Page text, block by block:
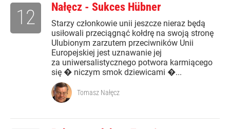
Nałęcz - Sukces Hübner
Starzy członkowie unii jeszcze nieraz będą
usiłowali przeciągnąć kołdrę na swoją stronę
Ulubionym zarzutem przeciwników Unii
Europejskiej jest uznawanie jej
za uniwersalistycznego potwora karmiącego
się � niczym smok dziewicami �...
12
Tomasz Nałęcz